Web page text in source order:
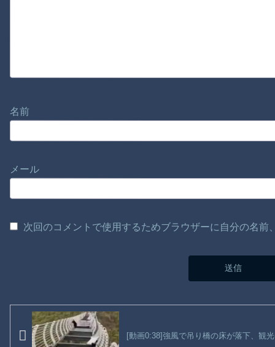
名前
メール
次回のコメントで使用するためブラウザーに自分の名
[動画0:38]強風で吊り橋の床が落下、観